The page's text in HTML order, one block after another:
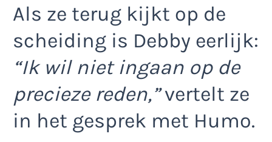
Als ze terug kijkt op de
scheiding is Debby eerlijk:
“Ik wil niet ingaan op de
precieze reden,”vertelt ze
in het gesprek met Humo.